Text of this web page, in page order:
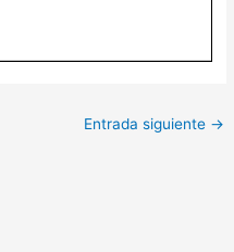
Entrada siguiente →